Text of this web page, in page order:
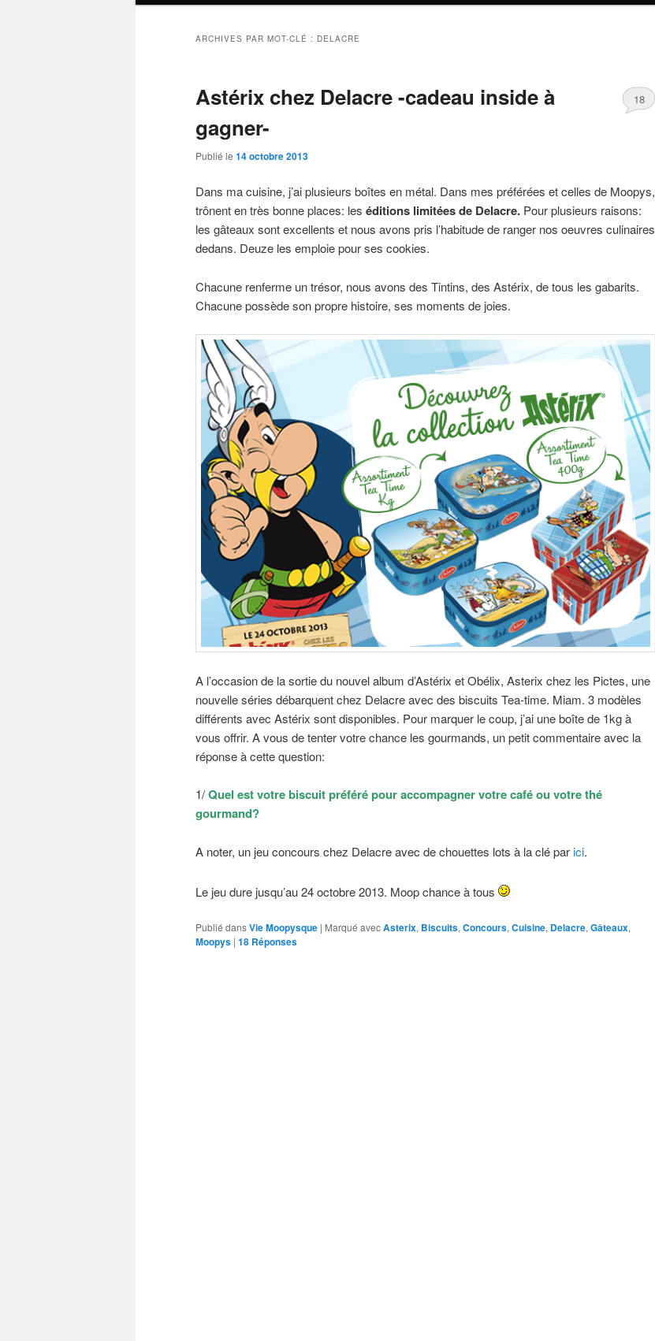
ARCHIVES PAR MOT-CLÉ : DELACRE
Astérix chez Delacre -cadeau inside à
gagner-
Publié le 14 octobre 2013
18
Dans ma cuisine, j’ai plusieurs boîtes en métal. Dans mes préférées et celles de Moopys,
trônent en très bonne places: les éditions limitées de Delacre. Pour plusieurs raisons:
les gâteaux sont excellents et nous avons pris l’habitude de ranger nos oeuvres culinaires
dedans. Deuze les emploie pour ses cookies.
Chacune renferme un trésor, nous avons des Tintins, des Astérix, de tous les gabarits.
Chacune possède son propre histoire, ses moments de joies.
A l’occasion de la sortie du nouvel album d’Astérix et Obélix, Asterix chez les Pictes, une
nouvelle séries débarquent chez Delacre avec des biscuits Tea-time. Miam. 3 modèles
différents avec Astérix sont disponibles. Pour marquer le coup, j’ai une boîte de 1kg à
vous offrir. A vous de tenter votre chance les gourmands, un petit commentaire avec la
réponse à cette question:
1/Quel est votre biscuit préféré pour accompagner votre café ou votre thé
gourmand?
A noter, un jeu concours chez Delacre avec de chouettes lots à la clé parici.
Le jeu dure jusqu’au 24 octobre 2013. Moop chance à tous
Publié dansVie Moopysque | Marqué avecAsterix, Biscuits,Concours,Cuisine, Delacre,Gâteaux,
Moopys | 18 Réponses